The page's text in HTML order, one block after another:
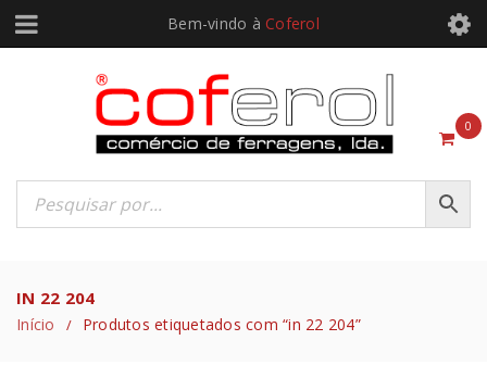
Bem-vindo à Coferol
0
IN 22 204
Início / Produtos etiquetados com “in 22 204”